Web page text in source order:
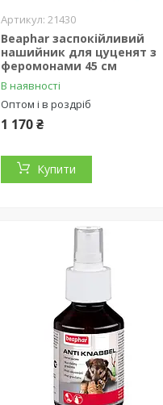
21430
Beaphar заспокійливий
нашийник для цуценят з
феромонами 45 см
В наявності
Оптом і в роздріб
1 170 ₴
Купити